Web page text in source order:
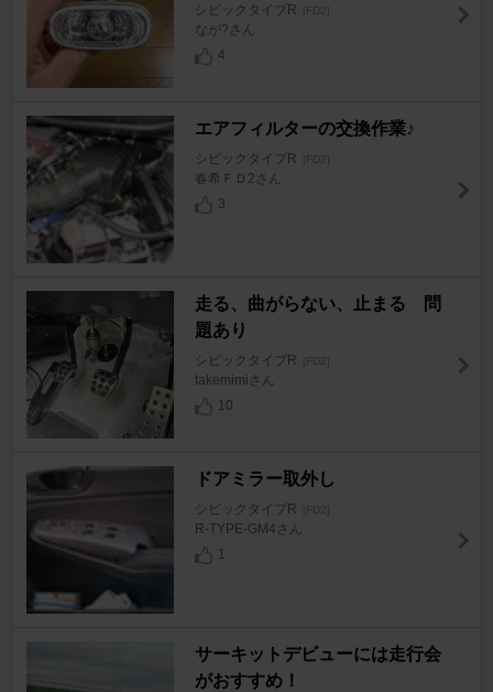
シビックタイプR [FD2]
なが?さん
4
エアフィルターの交換作業♪
シビックタイプR [FD2]
春希ＦＤ2さん
3
走る、曲がらない、止まる 問
題あり
シビックタイプR [FD2]
takemimiさん
10
ドアミラー取外し
シビックタイプR [FD2]
R-TYPE-GM4さん
1
サーキットデビューには走行会
がおすすめ！